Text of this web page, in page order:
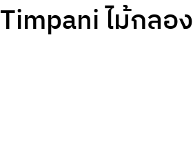
Timpani ไม้กลอง